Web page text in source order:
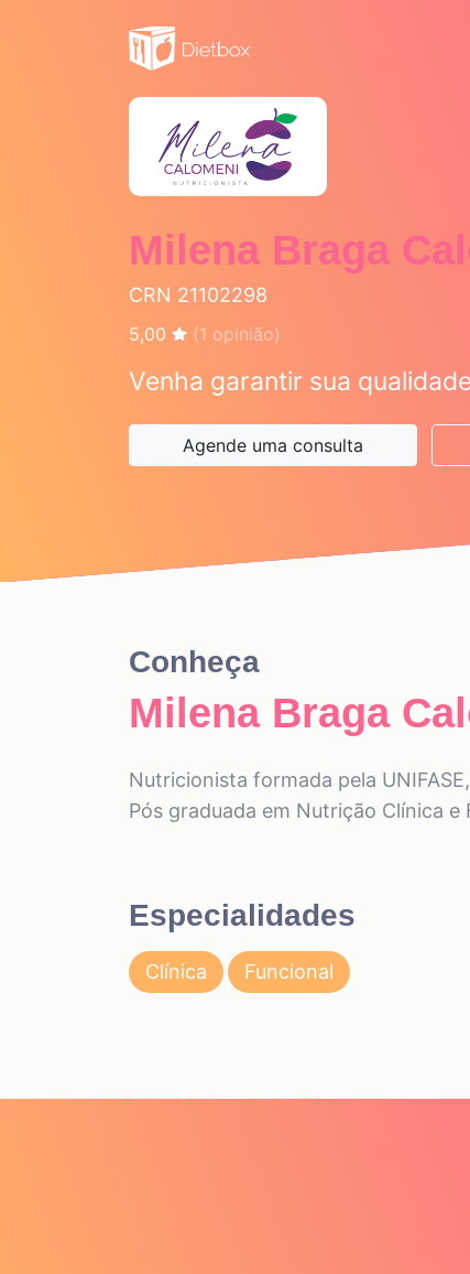
Milena Braga
CRN 21102298
5,00 (1 opinião)
Venha garantir sua
Agende uma consulta
Conheça
Milena Braga
Nutricionista formada pela
Pós graduada em Nutrição Clínica e
Especialidades
Clínica Funcional